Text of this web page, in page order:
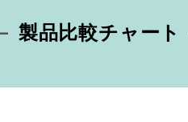
製品比較チャート